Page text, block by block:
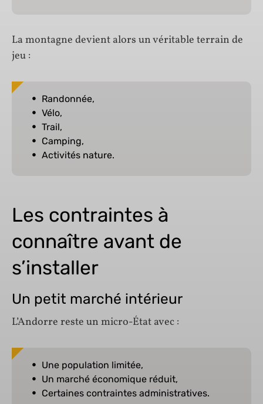
La montagne devient alors un véritable terrain de
jeu :
Randonnée,
Vélo,
Trail,
Camping,
Activités nature.
Les contraintes à
connaître avant de
s’installer
Un petit marché intérieur
L’Andorre reste un micro-État avec :
Une population limitée,
Un marché économique réduit,
Certaines contraintes administratives.